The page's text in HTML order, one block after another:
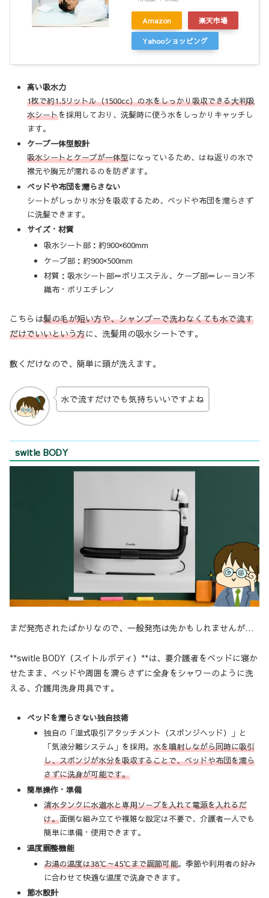
Amazon 楽天市場
Yahooショッピング
高い吸水力
1枚で約1.5リットル（1500cc）の水をしっかり吸収できる大判吸
水シートを採用しており、洗髪時に使う水をしっかりキャッチし
ます。
ケープ一体型設計
吸水シートとケープが一体型になっているため、はね返りの水で
襟元や胸元が濡れるのを防ぎます。
ベッドや布団を濡らさない
シートがしっかり水分を吸収するため、ベッドや布団を濡らさず
に洗髪できます。
サイズ・材質
吸水シート部：約900×600mm
ケープ部：約900×500mm
材質：吸水シート部＝ポリエステル、ケープ部＝レーヨン不
織布・ポリエチレン
こちらは髪の毛が短い方や、シャンプーで洗わなくても水で流す
だけでいいという方に、洗髪用の吸水シートです。
敷くだけなので、簡単に頭が洗えます。
水で流すだけでも気持ちいいですよね
switle BODY
まだ発売されたばかりなので、一般発売は先かもしれませんが…
**switle BODY（スイトルボディ）**は、要介護者をベッドに寝か
せたまま、ベッドや周囲を濡らさずに全身をシャワーのように洗
える、介護用洗身用具です。
ベッドを濡らさない独自技術
独自の「湿式吸引アタッチメント（スポンジヘッド）」と
「気液分離システム」を採用。水を噴射しながら同時に吸引
し、スポンジが水分を吸収することで、ベッドや布団を濡ら
さずに洗身が可能です。
簡単操作・準備
清水タンクに水道水と専用ソープを入れて電源を入れるだ
け。面倒な組み立てや複雑な設定は不要で、介護者一人でも
簡単に準備・使用できます。
温度調整機能
お湯の温度は38℃～45℃まで調節可能。季節や利用者の好み
に合わせて快適な温度で洗身できます。
節水設計